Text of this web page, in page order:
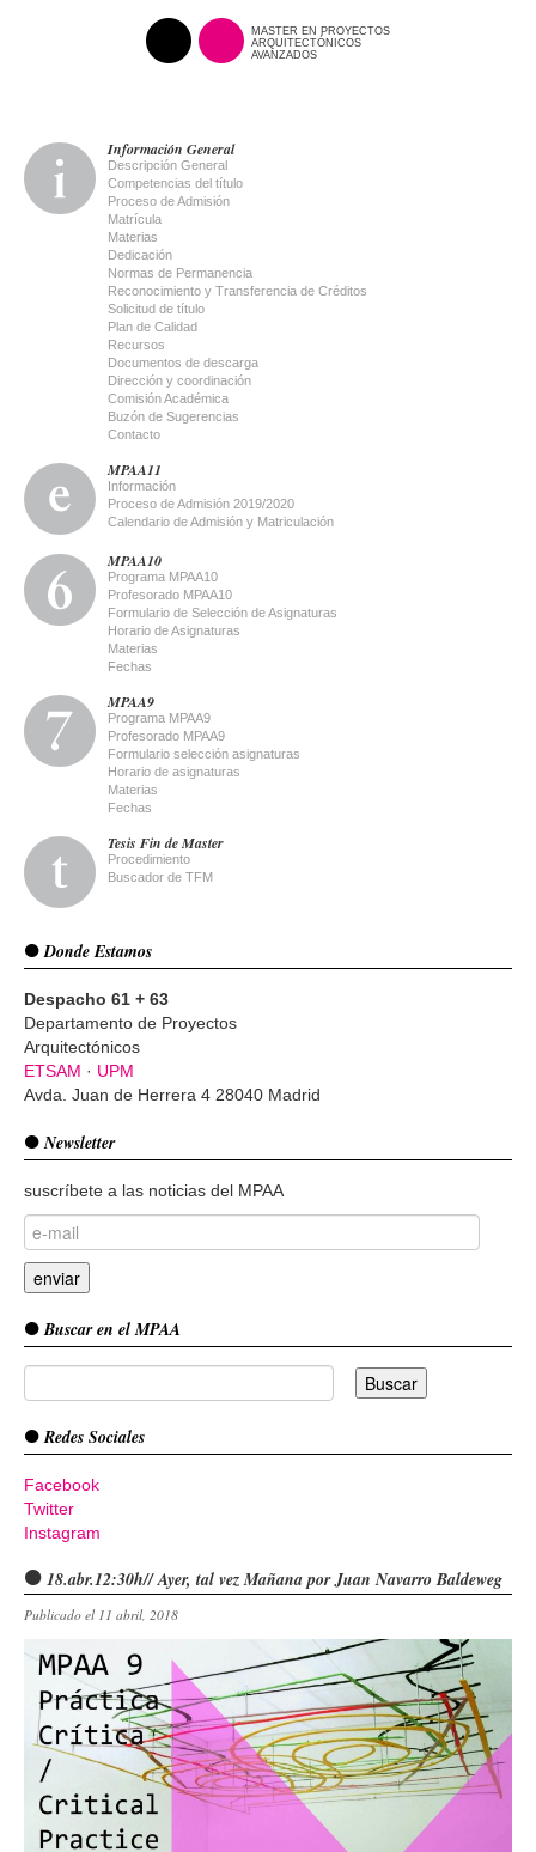
MASTER EN PROYECTOS
ARQUITECTÓNICOS
AVANZADOS
Información General
Descripción General
Competencias del título
Proceso de Admisión
Matrícula
Materias
Dedicación
Normas de Permanencia
Reconocimiento y Transferencia de Créditos
Solicitud de título
Plan de Calidad
Recursos
Documentos de descarga
Dirección y coordinación
Comisión Académica
Buzón de Sugerencias
Contacto
MPAA11
Información
Proceso de Admisión 2019/2020
Calendario de Admisión y Matriculación
MPAA10
Programa MPAA10
Profesorado MPAA10
Formulario de Selección de Asignaturas
Horario de Asignaturas
Materias
Fechas
MPAA9
Programa MPAA9
Profesorado MPAA9
Formulario selección asignaturas
Horario de asignaturas
Materias
Fechas
Tesis Fin de Master
Procedimiento
Buscador de TFM
Donde Estamos
Despacho 61 + 63
Departamento de Proyectos
Arquitectónicos
ETSAM · UPM
Avda. Juan de Herrera 4 28040 Madrid
Newsletter
suscríbete a las noticias del MPAA
Buscar en el MPAA
Redes Sociales
Facebook
Twitter
Instagram
18.abr.12:30h// Ayer, tal vez Mañana por Juan Navarro Baldeweg
Publicado el 11 abril, 2018